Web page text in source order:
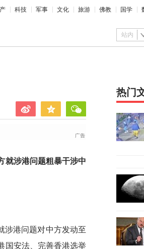
科技 军事 文化 旅游 佛教 国学
站内
涉港问题粗暴干涉中
涉港问题对中方发动至
国安法、完善香港选举
热门